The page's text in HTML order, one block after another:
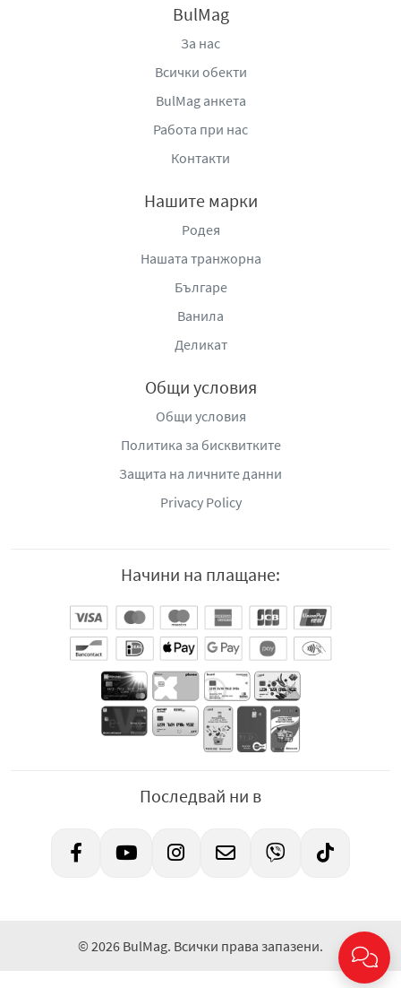
продължително пръскане. Използвайте само по
не се използва върху наранена кожа.
Спрете употреба при поява на дразнене или обрив. Да
се съхранява извън обсега на деца.
Съд под налягане: може да експлодира при нагряване.
Да не се излага на температури, по-високи от 50 С.
Да не се пръска към открит пламък или друг източник
Да се пази от топлина, нагорещени повърхности,
искри, открит пламък и други източници на
BulMag
За нас
Всички обекти
BulMag анкета
Работа при нас
Контакти
Нашите марки
Родея
Нашата транжорна
Българе
Ванила
Деликат
Общи условия
Общи условия
Политика за бисквитките
Защита на личните данни
Privacy Policy
Начини на плащане:
Последвай ни в
© 2026 BulMag. Всички права запазени.